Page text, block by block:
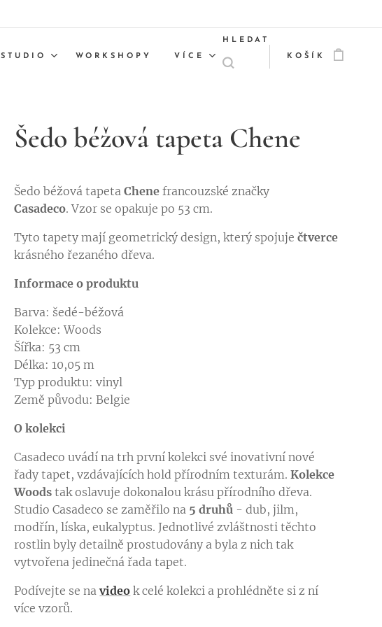
STUDIO WORKSHOPY VÍCE
HLEDAT
KOŠÍK
Šedo béžová tapeta Chene
Šedo béžová tapetaChene francouzské značky
Casadeco. Vzor se opakuje po 53 cm.
Tyto tapety mají geometrický design, který spojuječtverce
krásného řezaného dřeva.
Informace o produktu
Barva: šedé-béžová
Kolekce: Woods
Šířka: 53 cm
Délka: 10,05 m
Typ produktu: vinyl
Země původu: Belgie
O kolekci
Casadeco uvádí na trh první kolekci své inovativní nové
řady tapet, vzdávajících hold přírodním texturám.Kolekce
Woods tak oslavuje dokonalou krásu přírodního dřeva.
Studio Casadeco se zaměřilo na 5 druhů - dub, jilm,
modřín, líska, eukalyptus. Jednotlivé zvláštnosti těchto
rostlin byly detailně prostudovány a byla z nich tak
vytvořena jedinečná řada tapet.
Podívejte se navideo k celé kolekci a prohlédněte si z ní
více vzorů.